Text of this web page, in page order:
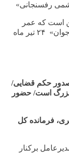
رفسنجانی»
است که عمر
ماه
حکم قضایی/
بزرگ است/ حضور
فرمانده کل
برکنار